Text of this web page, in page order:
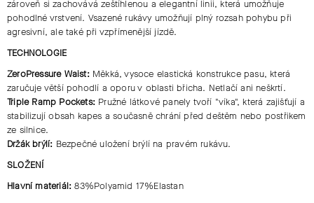
zároveň si zachovává zeštíhlenou a elegantní linii, která umožňuje
pohodlné vrstvení. Vsazené rukávy umožňují plný rozsah pohybu při
agresivní, ale také při vzpřímenější jízdě.
TECHNOLOGIE
ZeroPressure Waist:Měkká, vysoce elastická konstrukce pasu, která
zaručuje větší pohodlí a oporu v oblasti břicha. Netlačí ani neškrtí.
Triple Ramp Pockets: Pružné látkové panely tvoří "víka", která zajišťují a
stabilizují obsah kapes a současně chrání před deštěm nebo postřikem
ze silnice.
Držák brýlí: Bezpečné uložení brýlí na pravém rukávu.
SLOŽENÍ
Hlavní materiál:83%Polyamid 17%Elastan